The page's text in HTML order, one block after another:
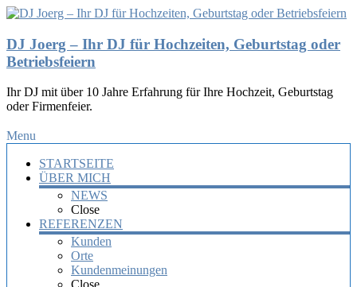
DJ Joerg – Ihr DJ für Hochzeiten, Geburtstag oder
Betriebsfeiern
Ihr DJ mit über 10 Jahre Erfahrung für Ihre Hochzeit, Geburtstag
oder Firmenfeier.
Menu
STARTSEITE
ÜBER MICH
NEWS
Close
REFERENZEN
Kunden
Orte
Kundenmeinungen